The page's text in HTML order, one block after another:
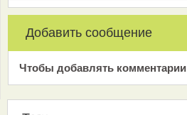
Добавить сообщение
Чтобы добавлять комментарии